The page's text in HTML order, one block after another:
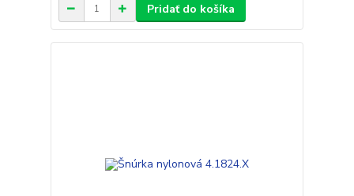
Pridať do košíka